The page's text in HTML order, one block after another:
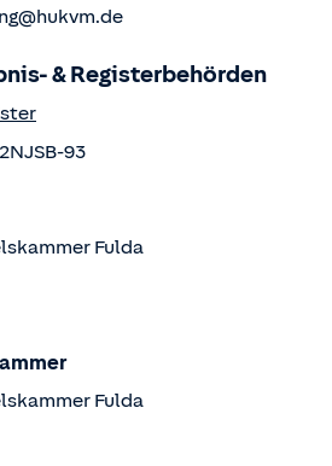
& Registerbehörden
93
Fulda
Fulda